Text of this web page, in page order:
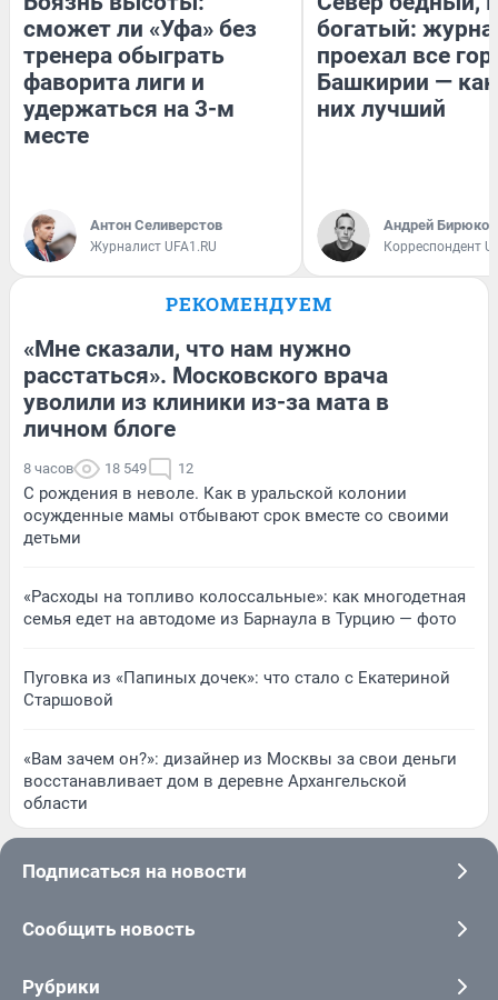
сможет ли «Уфа» без
тренера обыграть
фаворита лиги и
удержаться на 3-м
месте
Антон Селиверстов
Журналист UFA1.RU
богатый:
проехал все
Башкирии —
них лучший
Андрей Бирюков
Корреспондент
РЕКОМЕНДУЕМ
«Мне сказали, что нам нужно
расстаться». Московского врача
уволили из клиники из-за мата в
личном блоге
8 часов 18 549 12
С рождения в неволе. Как в уральской колонии
осужденные мамы отбывают срок вместе со своими
детьми
«Расходы на топливо колоссальные»: как многодетная
семья едет на автодоме из Барнаула в Турцию — фото
Пуговка из «Папиных дочек»: что стало с Екатериной
Старшовой
«Вам зачем он?»: дизайнер из Москвы за свои деньги
восстанавливает дом в деревне Архангельской
области
Подписаться на новости
Сообщить новость
Рубрики